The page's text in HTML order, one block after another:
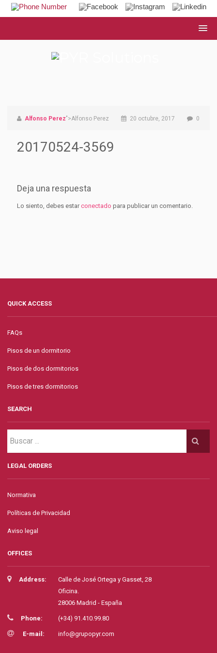
Alfonso Perez">Alfonso Perez 20 octubre, 2017 0
20170524-3569
Deja una respuesta
Lo siento, debes estarconectado para publicar un comentario.
QUICK ACCESS
FAQs
Pisos de un dormitorio
Pisos de dos dormitorios
Pisos de tres dormitorios
SEARCH
LEGAL ORDERS
Normativa
Políticas de Privacidad
Aviso legal
OFFICES
Address:
Calle de José Ortega y Gasset, 28
Oficina.
28006 Madrid - España
Phone: (+34) 91.410.99.80
E-mail: info@grupopyr.com